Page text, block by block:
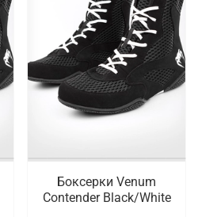
Боксерки Venum
Contender Black/White